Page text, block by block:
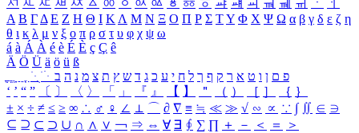
ㅺ ㅻ ㅼ ㅽ ㅾ ㅿ ㆀ ㆁ ㆂ ㆃ ㆄ ㆅ ㆆ ㆇ ㆈ ㆉ ㆊ ㆋ ㆌ ㆍ
ㆎ
Α Β ΓΔ Ε Ζ Η Θ Ι ΚΛ Μ Ν Ξ Ο Π Ρ Σ ΤΥ Φ Χ Ψ Ω α β γ δ ε ζ η
θ ι κ λ μ ν ξ ο π ρ σ τ υ φ χ ψ ω
á à Á À é è É È ç Ç ê
Ä Ö Ü ä ö ü ß
ִֶֹ ֻּ ׁׂ פ ם ן ו ט א ר ק ף ך ל ח י ע כ ג ד ש ץ ת צ מ נ ה ב
‘ ’ “ ” 〔 〕 〈 〉 「 」 『 』 【 】 ＂ （ ） ［ ］ ｛ ｝
± × ÷ ≠ ≤ ≥ ∞ ∴ ♂ ♀ ∠ ⊥ ⌒ ∂ ∇ ≡ ≒ ≪ ≫ √ ∽ ∝ ∵ ∫ ∬ ∈ ∋
⊆ ⊇ ⊂ ⊃ ∪ ∩ ∧ ∨ ￢ ⇒ ⇔ ∀ ∃ ∮ ∑ ∏ ＋ － ＜ ＝
＞